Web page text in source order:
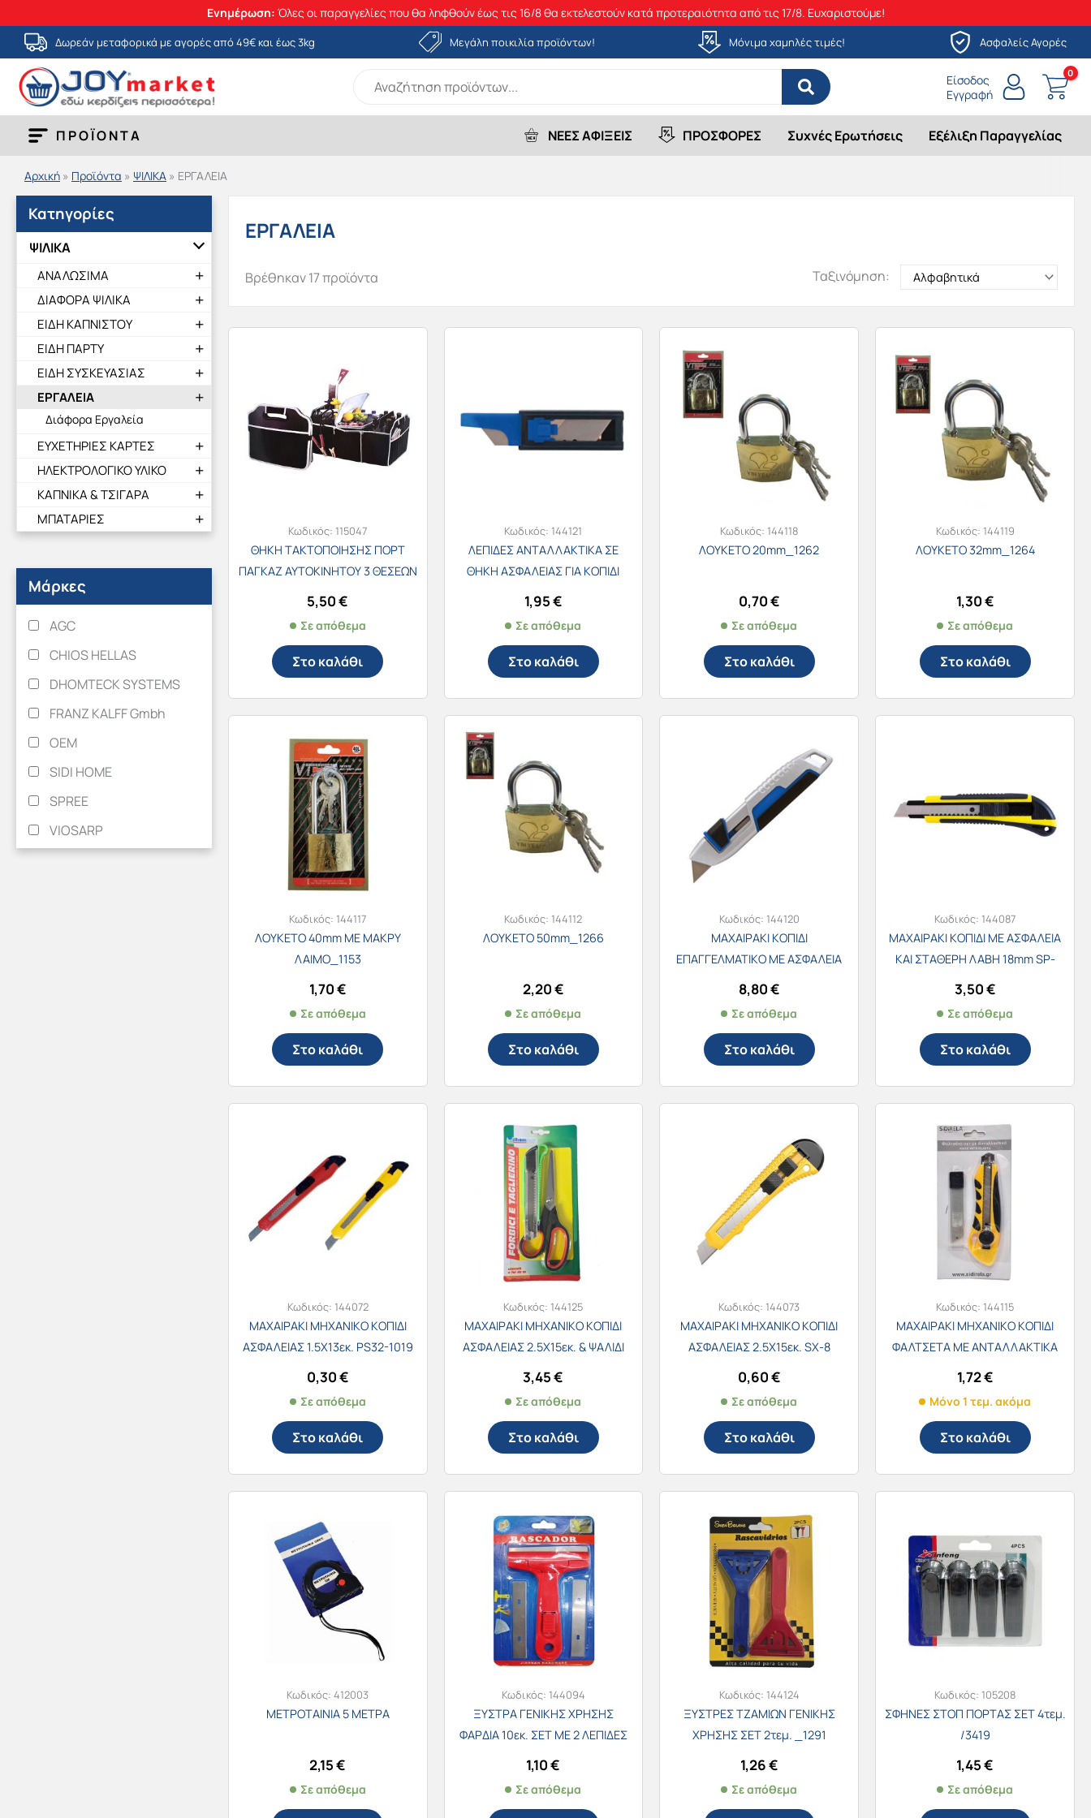
Ενημέρωση: Όλες οι παραγγελίες που θα ληφθούν έως τις 16/8 θα εκτελεστούν κατά προτεραιότητα από τις 17/8. Ευχαριστούμε!
Μετάβαση
στο
περιεχόμενο
Δωρεάν μεταφορικά με αγορές από 49€ και έως 3kg Μεγάλη ποικιλία προϊόντων! Μόνιμα χαμηλές τιμές! Ασφαλείς Αγορές
Είσοδος
Εγγραφή
ΠΡΟΪΟΝΤΑ ΝΕΕΣ ΑΦΙΞΕΙΣ ΠΡΟΣΦΟΡΕΣ Συχνές Ερωτήσεις Εξέλιξη Παραγγελίας
Αρχική » Προϊόντα » ΨΙΛΙΚΑ » ΕΡΓΑΛΕΙΑ
Κατηγορίες
ΨΙΛΙΚΑ
ΑΝΑΛΩΣΙΜΑ
ΔΙΑΦΟΡΑ ΨΙΛΙΚΑ
ΕΙΔΗ ΚΑΠΝΙΣΤΟΥ
ΕΙΔΗ ΠΑΡΤΥ
ΕΙΔΗ ΣΥΣΚΕΥΑΣΙΑΣ
ΕΡΓΑΛΕΙΑ
Διάφορα Εργαλεία
ΕΥΧΕΤΗΡΙΕΣ ΚΑΡΤΕΣ
ΗΛΕΚΤΡΟΛΟΓΙΚΟ ΥΛΙΚΟ
ΚΑΠΝΙΚΑ & ΤΣΙΓΑΡΑ
ΜΠΑΤΑΡΙΕΣ
Μάρκες
AGC
CHIOS HELLAS
DHOMTECK SYSTEMS
FRANZ KALFF Gmbh
OEM
SIDI HOME
SPREE
VIOSARP
ΕΡΓΑΛΕΙΑ
Βρέθηκαν 17 προϊόντα Ταξινόμηση:
Κωδικός: 115047
ΘΗΚΗ ΤΑΚΤΟΠΟΙΗΣΗΣ ΠΟΡΤ
ΠΑΓΚΑΖ ΑΥΤΟΚΙΝΗΤΟΥ 3 ΘΕΣΕΩΝ
5,50€
Σε απόθεμα
Στο καλάθι
Κωδικός: 144121
ΛΕΠΙΔΕΣ ΑΝΤΑΛΛΑΚΤΙΚΑ ΣΕ
ΘΗΚΗ ΑΣΦΑΛΕΙΑΣ ΓΙΑ ΚΟΠΙΔΙ
1,95€
Σε απόθεμα
Στο καλάθι
Κωδικός: 144118
ΛΟΥΚΕΤΟ 20mm_1262
0,70€
Σε απόθεμα
Στο καλάθι
Κωδικός: 144119
ΛΟΥΚΕΤΟ 32mm_1264
1,30€
Σε απόθεμα
Στο καλάθι
Κωδικός: 144117
ΛΟΥΚΕΤΟ 40mm ΜΕ ΜΑΚΡΥ
ΛΑΙΜΟ_1153
1,70€
Σε απόθεμα
Στο καλάθι
Κωδικός: 144112
ΛΟΥΚΕΤΟ 50mm_1266
2,20€
Σε απόθεμα
Στο καλάθι
Κωδικός: 144120
ΜΑΧΑΙΡΑΚΙ ΚΟΠΙΔΙ
ΕΠΑΓΓΕΛΜΑΤΙΚΟ ΜΕ ΑΣΦΑΛΕΙΑ
83280
8,80€
Σε απόθεμα
Στο καλάθι
Κωδικός: 144087
ΜΑΧΑΙΡΑΚΙ ΚΟΠΙΔΙ ΜΕ ΑΣΦΑΛΕΙΑ
ΚΑΙ ΣΤΑΘΕΡΗ ΛΑΒΗ 18mm SP-
3,50€
Σε απόθεμα
Στο καλάθι
Κωδικός: 144072
ΜΑΧΑΙΡΑΚΙ ΜΗΧΑΝΙΚΟ ΚΟΠΙΔΙ
ΑΣΦΑΛΕΙΑΣ 1.5Χ13εκ. PS32-1019
0,30€
Σε απόθεμα
Στο καλάθι
Κωδικός: 144125
ΜΑΧΑΙΡΑΚΙ ΜΗΧΑΝΙΚΟ ΚΟΠΙΔΙ
ΑΣΦΑΛΕΙΑΣ 2.5Χ15εκ. & ΨΑΛΙΔΙ
3,45€
Σε απόθεμα
Στο καλάθι
Κωδικός: 144073
ΜΑΧΑΙΡΑΚΙ ΜΗΧΑΝΙΚΟ ΚΟΠΙΔΙ
ΑΣΦΑΛΕΙΑΣ 2.5Χ15εκ. SX-8
0,60€
Σε απόθεμα
Στο καλάθι
Κωδικός: 144115
ΜΑΧΑΙΡΑΚΙ ΜΗΧΑΝΙΚΟ ΚΟΠΙΔΙ
ΦΑΛΤΣΕΤΑ ΜΕ ΑΝΤΑΛΛΑΚΤΙΚΑ
1,72€
Μόνο 1 τεμ. ακόμα
Στο καλάθι
Κωδικός:412003
ΜΕΤΡΟΤΑΙΝΙΑ 5 ΜΕΤΡΑ
2,15€
Σε απόθεμα
Κωδικός: 144094
ΞΥΣΤΡΑ ΓΕΝΙΚΗΣ ΧΡΗΣΗΣ
ΦΑΡΔΙΑ 10εκ. ΣΕΤ ΜΕ 2 ΛΕΠΙΔΕΣ
1,10€
Σε απόθεμα
Κωδικός: 144124
ΞΥΣΤΡΕΣ ΤΖΑΜΙΩΝ ΓΕΝΙΚΗΣ
ΧΡΗΣΗΣ ΣΕΤ 2τεμ. _1291
1,26€
Σε απόθεμα
Κωδικός: 105208
ΣΦΗΝΕΣ ΣΤΟΠ ΠΟΡΤΑΣ ΣΕΤ 4τεμ.
/3419
1,45€
Σε απόθεμα